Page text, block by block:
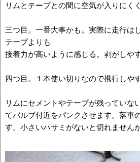
リムとテープとの間に空気が入りにく
三つ目。一番大事かも。実際に走行は
テープよりも
接着力が高いように感じる。剥がしや
四つ目。１本使い切りなので携行しやす
リムにセメントやテープが残っていな
てバルブ付近をパンクさせます。落車
す。小さいハサミがないと切れませんが